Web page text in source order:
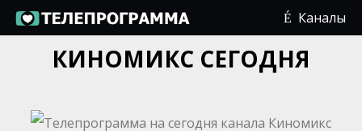
Каналы
КИНОМИКС СЕГОДНЯ